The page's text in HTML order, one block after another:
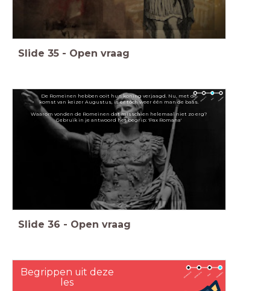
Slide 35 - Open vraag
De Romeinen hebben ooit hun koning verjaagd. Nu, met de
komst van keizer Augustus, is er tóch weer één man de baas.
Waarom vonden de Romeinen dat misschien helemaal niet zo erg?
Gebruik in je antwoord het begrip: 'Pax Romana'
Slide 36 - Open vraag
Begrippen uit deze
les